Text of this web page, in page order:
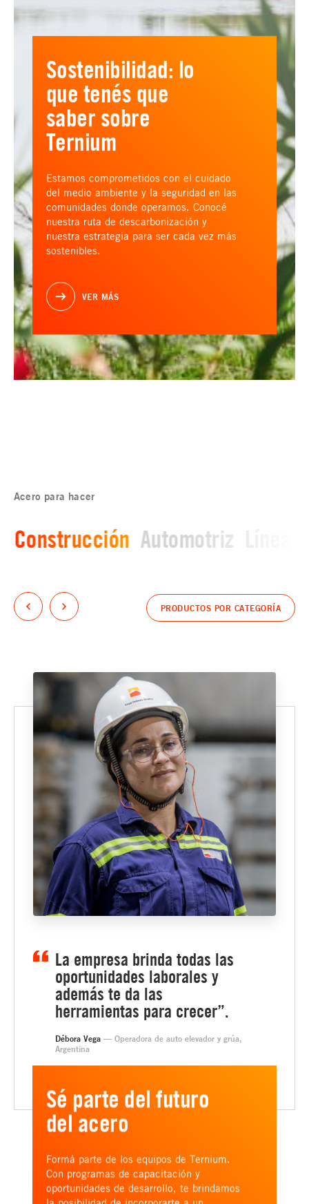
Sostenibilidad: lo
que tenés que
saber sobre
Ternium
Estamos comprometidos con el cuidado
del medio ambiente y la seguridad en las
comunidades donde operamos. Conocé
nuestra ruta de descarbonización y
nuestra estrategia para ser cada vez más
sostenibles.
VER MÁS
Acero para hacer
Construcción Automotriz
PRODUCTOS POR CATEGORÍA
La empresa brinda todas las
oportunidades laborales y
además te da las
herramientas para crecer”.
Débora Vega — Operadora de auto elevador y grúa,
Argentina
Sé parte del futuro
del acero
Formá parte de los equipos de Ternium.
Con programas de capacitación y
oportunidades de desarrollo, te brindamos